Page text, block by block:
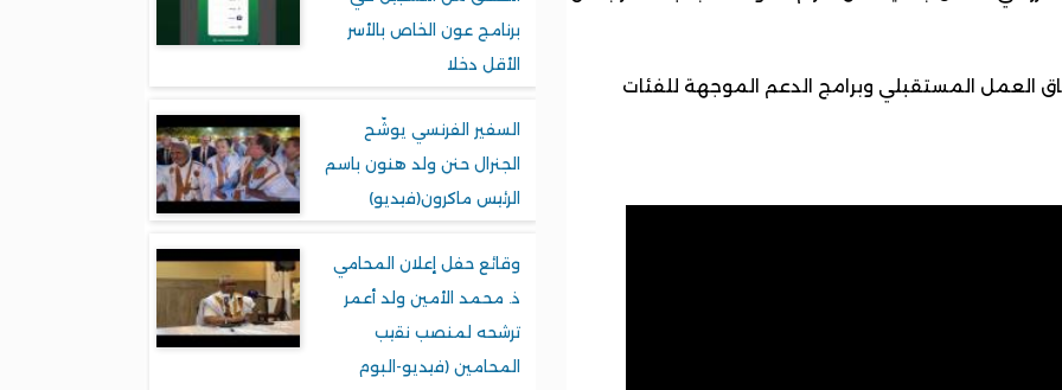
العمل المستقبلي وبرامج الدعم الموجهة للفئات
برنامج عون الخاص بالأسر
الأقل دخلا
السفير الفرنسي يوشّح
الجنرال حنن ولد هنون باسم
الرئيس ماكرون(فيديو)
وقائع حفل إعلان المحامي
ذ. محمد الأمين ولد أعمر
ترشحه لمنصب نقيب
المحامين (فيديو-البوم